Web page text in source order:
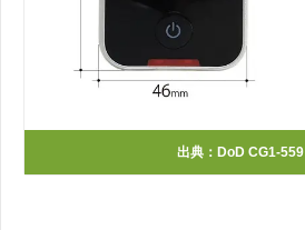
出典： DoD CG1-559